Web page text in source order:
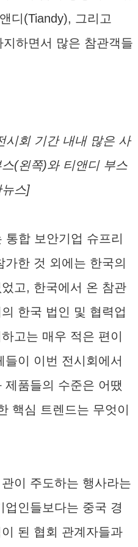
디(Tiandy), 그리고
하면서 많은 참관객들
시회 기간 내내 많은 사
(왼쪽)와 티앤디 부스
스]
합 보안기업 슈프리
한 것 외에는 한국의
고, 한국에서 온 참관
한국 법인 및 협력업
고는 매우 적은 편이
이 이번 전시회에서
품들의 수준은 어땠
핵심 트렌드는 무엇이
이 주도하는 행사라는
인들보다는 중국 경
된 협회 관계자들과